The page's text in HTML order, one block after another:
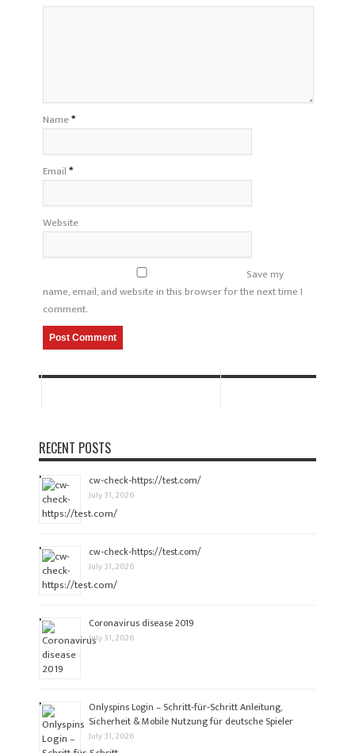
Name*
Email*
Website
Save my
name, email, and website in this browser for the next time I
comment.
RECENT POSTS
cw-check-https://test.com/
July 31, 2026
cw-check-https://test.com/
July 31, 2026
Coronavirus disease 2019
July 31, 2026
Onlyspins Login – Schritt‑für‑Schritt Anleitung,
Sicherheit & Mobile Nutzung für deutsche Spieler
July 31, 2026